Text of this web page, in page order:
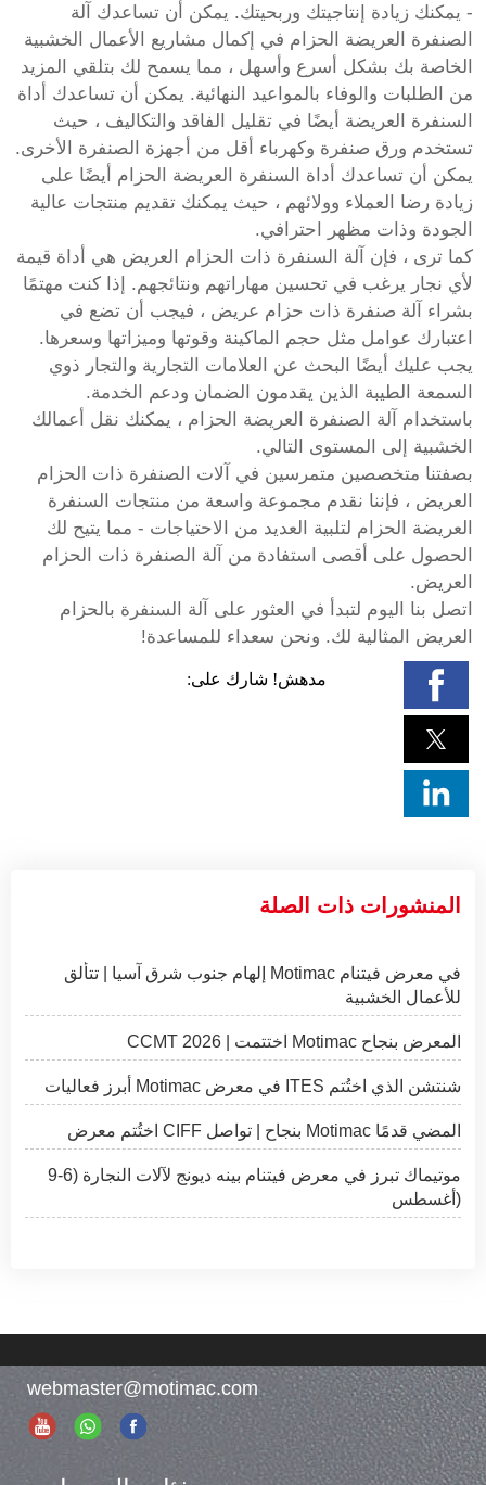
- يمكنك زيادة إنتاجيتك وربحيتك. يمكن أن تساعدك آلة
الصنفرة العريضة الحزام في إكمال مشاريع الأعمال الخشبية
الخاصة بك بشكل أسرع وأسهل ، مما يسمح لك بتلقي المزيد
من الطلبات والوفاء بالمواعيد النهائية. يمكن أن تساعدك أداة
السنفرة العريضة أيضًا في تقليل الفاقد والتكاليف ، حيث
تستخدم ورق صنفرة وكهرباء أقل من أجهزة الصنفرة الأخرى.
يمكن أن تساعدك أداة السنفرة العريضة الحزام أيضًا على
زيادة رضا العملاء وولائهم ، حيث يمكنك تقديم منتجات عالية
الجودة وذات مظهر احترافي.
كما ترى ، فإن آلة السنفرة ذات الحزام العريض هي أداة قيمة
لأي نجار يرغب في تحسين مهاراتهم ونتائجهم. إذا كنت مهتمًا
بشراء آلة صنفرة ذات حزام عريض ، فيجب أن تضع في
اعتبارك عوامل مثل حجم الماكينة وقوتها وميزاتها وسعرها.
يجب عليك أيضًا البحث عن العلامات التجارية والتجار ذوي
السمعة الطيبة الذين يقدمون الضمان ودعم الخدمة.
باستخدام آلة الصنفرة العريضة الحزام ، يمكنك نقل أعمالك
الخشبية إلى المستوى التالي.
بصفتنا متخصصين متمرسين في آلات الصنفرة ذات الحزام
العريض ، فإننا نقدم مجموعة واسعة من منتجات السنفرة
العريضة الحزام لتلبية العديد من الاحتياجات - مما يتيح لك
الحصول على أقصى استفادة من آلة الصنفرة ذات الحزام
العريض.
اتصل بنا اليوم لتبدأ في العثور على آلة السنفرة بالحزام
العريض المثالية لك. ونحن سعداء للمساعدة!
مدهش! شارك على:
المنشورات ذات الصلة
إلهام جنوب شرق آسيا | تتألق Motimac في معرض فيتنام
للأعمال الخشبية
CCMT 2026 | اختتمت Motimac المعرض بنجاح
أبرز فعاليات Motimac في معرض ITES شنتشن الذي اختُتم
اختُتم معرض CIFF بنجاح | تواصل Motimac المضي قدمًا
موتيماك تبرز في معرض فيتنام بينه ديونج لآلات النجارة (6-9
أغسطس)
webmaster@motimac.com